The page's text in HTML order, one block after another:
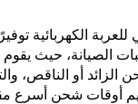
للعربة الكهربائية
الصيانة، حيث
الزائد أو الناقص،
أوقات شحن أسرع